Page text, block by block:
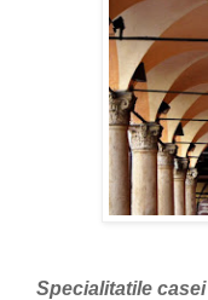
Specialitatile casei